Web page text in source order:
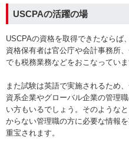
USCPAの活躍の場
USCPAの資格を取得できたならば
資格保有者は官公庁や会計事務所
でも税務業務などをおこなっていま
また試験は英語で実施されるため
資系企業やグローバル企業の管理
い方もいるでしょう。そのような
からない管理職の方に必要な情報
重宝されます。